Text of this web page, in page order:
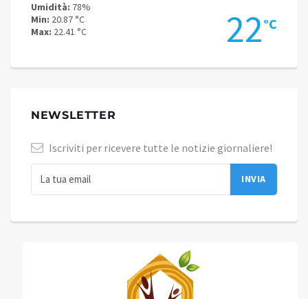
Umidità: 78%
Min: 20.87 °C
Max: 22.41 °C 22°C
NEWSLETTER
Iscriviti per ricevere tutte le notizie giornaliere!